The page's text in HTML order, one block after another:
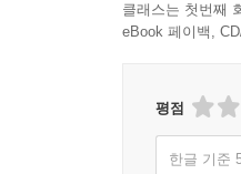
클래스는 첫번째
eBook 페이백,
평점
한글 기준